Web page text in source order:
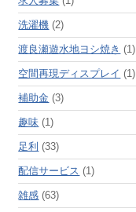
洗濯機 (2)
渡良瀬遊水地ヨシ焼き (1)
空間再現ディスプレイ (1)
補助金 (3)
趣味 (1)
足利 (33)
配信サービス (1)
雑感 (63)